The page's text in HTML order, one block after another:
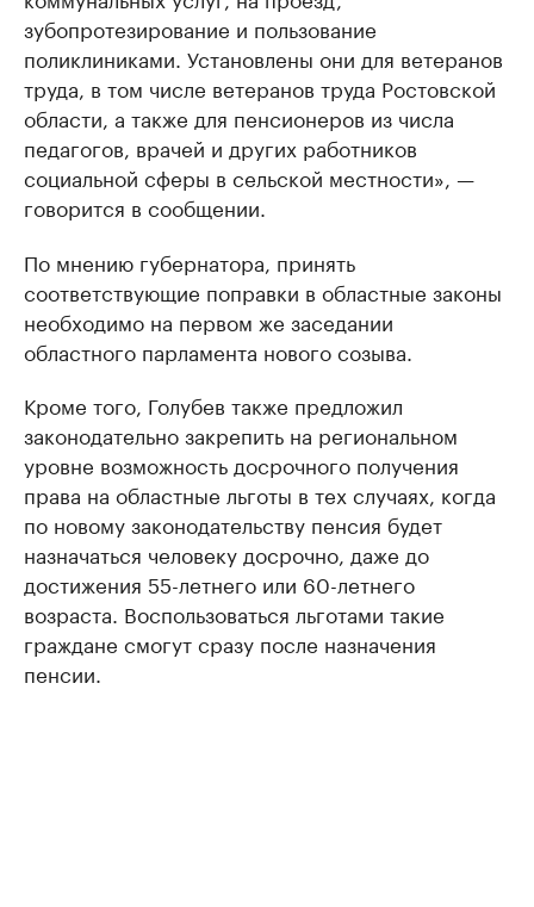
зубопротезирование и пользование
поликлиниками. Установлены они для ветеранов
труда, в том числе ветеранов труда Ростовской
области, а также для пенсионеров из числа
педагогов, врачей и других работников
социальной сферы в сельской местности», —
говорится в сообщении.
По мнению губернатора, принять
соответствующие поправки в областные законы
необходимо на первом же заседании
областного парламента нового созыва.
Кроме того, Голубев также предложил
законодательно закрепить на региональном
уровне возможность досрочного получения
права на областные льготы в тех случаях, когда
по новому законодательству пенсия будет
назначаться человеку досрочно, даже до
достижения 55-летнего или 60-летнего
возраста. Воспользоваться льготами такие
граждане смогут сразу после назначения
пенсии.